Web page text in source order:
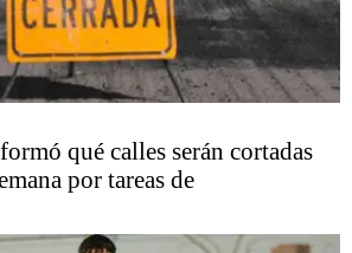
qué calles serán cortadas
por tareas de